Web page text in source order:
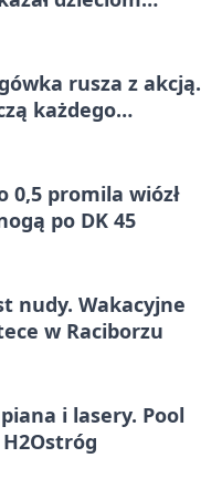
rusza z akcją.
każdego
0,5 promila wiózł
po DK 45
nudy. Wakacyjne
w Raciborzu
i lasery. Pool